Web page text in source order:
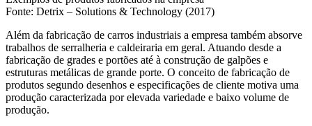
Fonte: Detrix – Solutions & Technology (2017)
Além da fabricação de carros industriais a empresa também absorve
trabalhos de serralheria e caldeiraria em geral. Atuando desde a
fabricação de grades e portões até à construção de galpões e
estruturas metálicas de grande porte. O conceito de fabricação de
produtos segundo desenhos e especificações de cliente motiva uma
produção caracterizada por elevada variedade e baixo volume de
produção.